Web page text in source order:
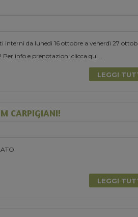
interni da lunedì 16 ottobre a venerdì 27
info e prenotazioni clicca qui
LEGGI
CARPIGIANI!
LEGGI